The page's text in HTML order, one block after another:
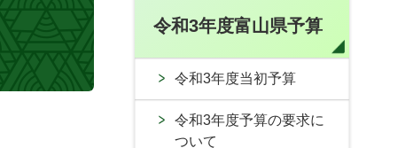
令和3年度富山県予算
令和3年度当初予算
令和3年度予算の要求に
ついて